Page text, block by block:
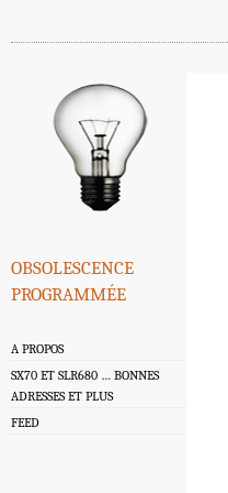
obsolescence
programmée
A PROPOS
SX70 ET SLR680 … BONNES
ADRESSES ET PLUS
FEED